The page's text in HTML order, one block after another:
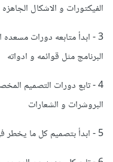
الفيكتورات و الاشكال الجاهزه
3 - ابدأ متابعه دورات
البرنامج مثل قوائمه و ادواته
4 - تابع دورات التصميم
البروشرات و الشعارات
5 - ابدأ بتصميم كل ما يخطر في بالك